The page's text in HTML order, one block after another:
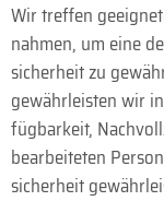
Wir treffen
nahmen, um eine
sicherheit zu
gewähr­leisten wir
fügbarkeit,
bearbeiteten
sicherheit